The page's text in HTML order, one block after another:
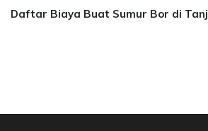
Daftar Biaya Buat Sumur Bor di